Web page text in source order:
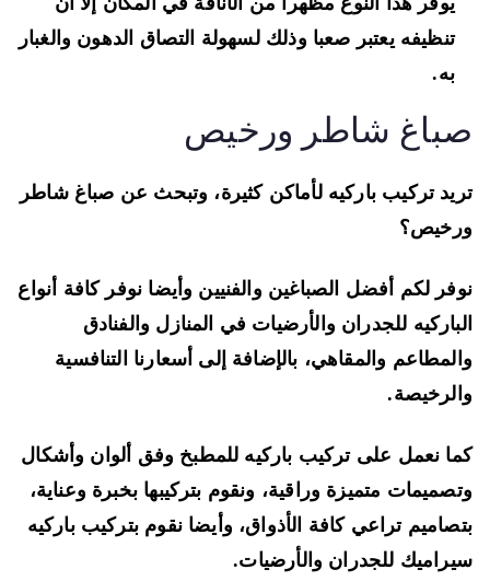
تنظيفه يعتبر صعبا وذلك لسهولة التصاق الدهون والغبار
شاطر ورخيص
تركيب باركيه لأماكن كثيرة، وتبحث عن صباغ شاطر
لكم أفضل الصباغين والفنيين وأيضا نوفر كافة أنواع
للجدران والأرضيات في المنازل والفنادق
والمقاهي، بالإضافة إلى أسعارنا التنافسية
نعمل على تركيب باركيه للمطبخ وفق ألوان وأشكال
متميزة وراقية، ونقوم بتركيبها بخبرة وعناية،
تراعي كافة الأذواق، وأيضا نقوم بتركيب باركيه
للجدران والأرضيات.